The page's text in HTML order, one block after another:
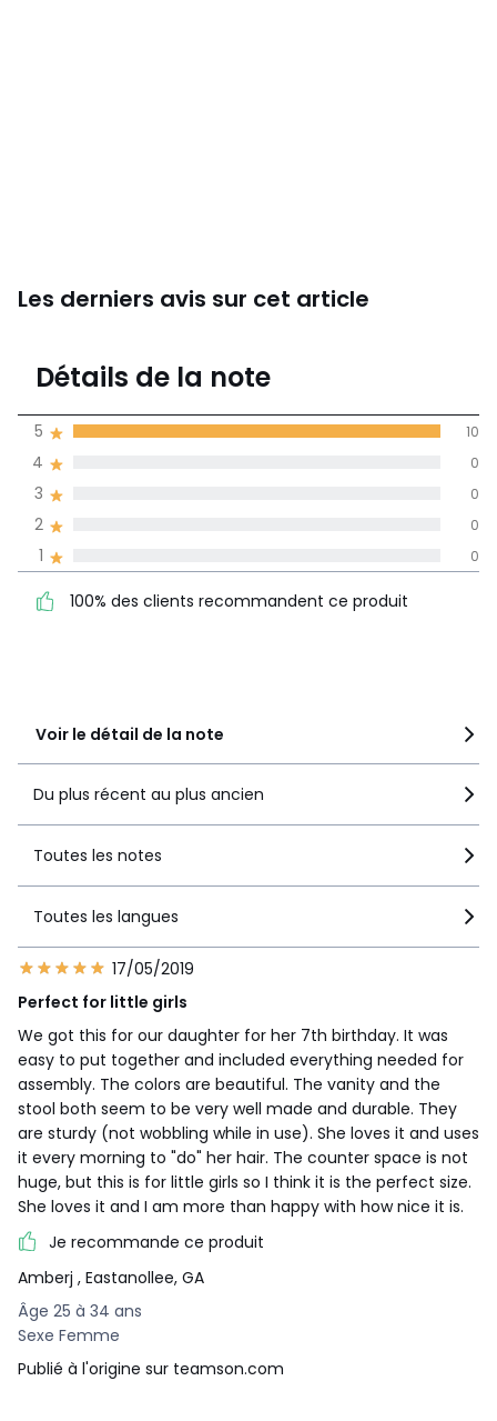
Les derniers avis sur cet article
5
moyenne des avis
dans toutes les
4 0
5
Voir le détail de la note
Détails de la note
1 0
2 0
3 0
4 0
5 10
100% des clients recommandent ce produit
Du plus récent au plus ancien
Toutes les notes
Toutes les langues
17/05/2019
Perfect for little girls
We got this for our daughter for her 7th birthday. It was
easy to put together and included everything needed for
assembly. The colors are beautiful. The vanity and the
stool both seem to be very well made and durable. They
are sturdy (not wobbling while in use). She loves it and uses
it every morning to "do" her hair. The counter space is not
huge, but this is for little girls so I think it is the perfect size.
She loves it and I am more than happy with how nice it is.
Je recommande ce produit
Amberj , Eastanollee, GA
Âge 25 à 34 ans
Sexe Femme
Publié à l'origine sur teamson.com